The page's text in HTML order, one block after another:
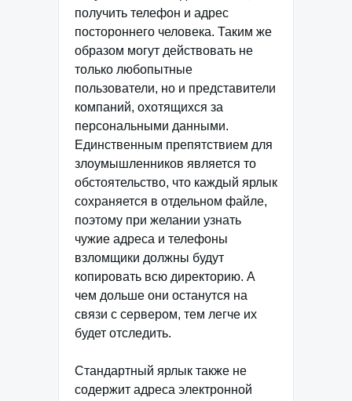
получить телефон и адрес
постороннего человека. Таким же
образом могут действовать не
только любопытные
пользователи, но и представители
компаний, охотящихся за
персональными данными.
Единственным препятствием для
злоумышленников является то
обстоятельство, что каждый ярлык
сохраняется в отдельном файле,
поэтому при желании узнать
чужие адреса и телефоны
взломщики должны будут
копировать всю директорию. А
чем дольше они останутся на
связи с сервером, тем легче их
будет отследить.
Стандартный ярлык также не
содержит адреса электронной